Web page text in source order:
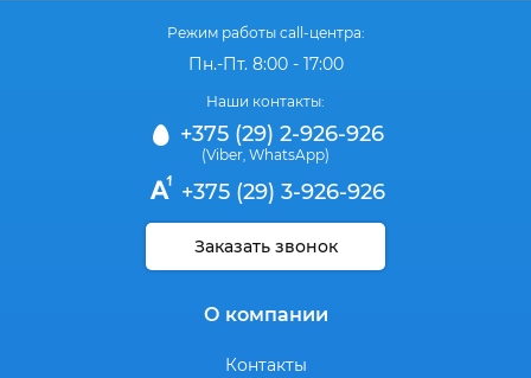
Режим работы call-центра:
Пн.-Пт. 8:00 - 17:00
Наши контакты:
+375 (29) 2-926-926
(Viber WhatsApp)
+375 (29) 3-926-926
Заказать звонок
О компании
Контакты